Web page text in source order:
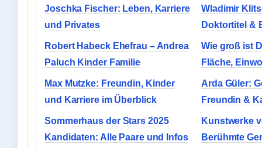
Joschka Fischer: Leben, Karriere
und Privates
Wladimir
Doktortitel &
Robert Habeck Ehefrau – Andrea
Paluch Kinder Familie
Wie groß ist
Fläche,
Max Mutzke: Freundin, Kinder
und Karriere im Überblick
Arda Güler:
Freundin &
Sommerhaus der Stars 2025
Kandidaten: Alle Paare und Infos
Kunstwerke
Berühmte